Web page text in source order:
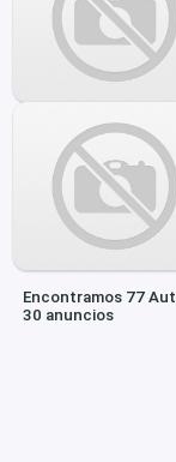
Encontramos 77
30 anuncios